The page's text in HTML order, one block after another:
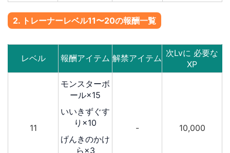
2. トレーナーレベル11〜20の報酬一覧
レベル 報酬アイテム 解禁アイテム 次Lvに 必要な
XP
11
モンスターボ
ール×15
いいきずぐす
り×10
げんきのかけ
ら×3
- 10,000